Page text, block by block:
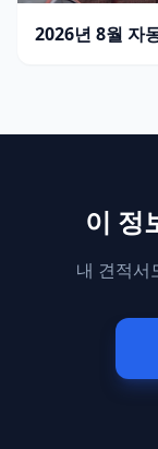
2026년 8월 자
이 정
내 견적서